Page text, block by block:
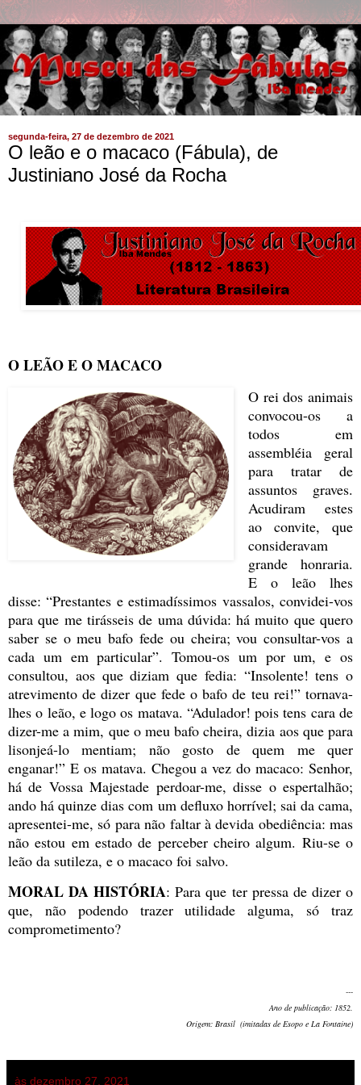
segunda-feira, 27 de dezembro de 2021
O leão e o macaco (Fábula), de
Justiniano José da Rocha
O LEÃO E O MACACO
O rei dos animais
convocou-os a
todos em
assembléia geral
para tratar de
assuntos graves.
Acudiram estes
ao convite, que
consideravam
grande honraria.
E o leão lhes
disse: “Prestantes e estimadíssimos vassalos, convidei-vos
para que me tirásseis de uma dúvida: há muito que quero
saber se o meu bafo fede ou cheira; vou consultar-vos a
cada um em particular”. Tomou-os um por um, e os
consultou, aos que diziam que fedia: “Insolente! tens o
atrevimento de dizer que fede o bafo de teu rei!” tornava-
lhes o leão, e logo os matava. “Adulador! pois tens cara de
dizer-me a mim, que o meu bafo cheira, dizia aos que para
lisonjeá-lo mentiam; não gosto de quem me quer
enganar!” E os matava. Chegou a vez do macaco: Senhor,
há de Vossa Majestade perdoar-me, disse o espertalhão;
ando há quinze dias com um defluxo horrível; sai da cama,
apresentei-me, só para não faltar à devida obediência: mas
não estou em estado de perceber cheiro algum. Riu-se o
leão da sutileza, e o macaco foi salvo.
MORAL DA HISTÓRIA: Para que ter pressa de dizer o
que, não podendo trazer utilidade alguma, só traz
comprometimento?
---
Ano de publicação: 1852.
Origem: Brasil (imitadas de Esopo e La Fontaine)
às dezembro 27, 2021